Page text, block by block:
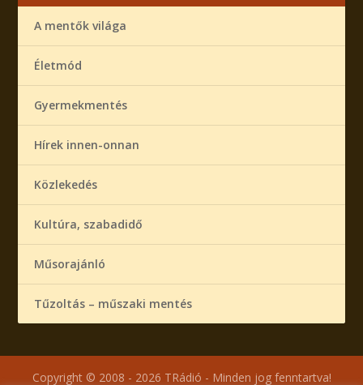
A mentők világa
Életmód
Gyermekmentés
Hírek innen-onnan
Közlekedés
Kultúra, szabadidő
Műsorajánló
Tűzoltás – műszaki mentés
Copyright © 2008 - 2026 TRádió - Minden jog fenntartva!